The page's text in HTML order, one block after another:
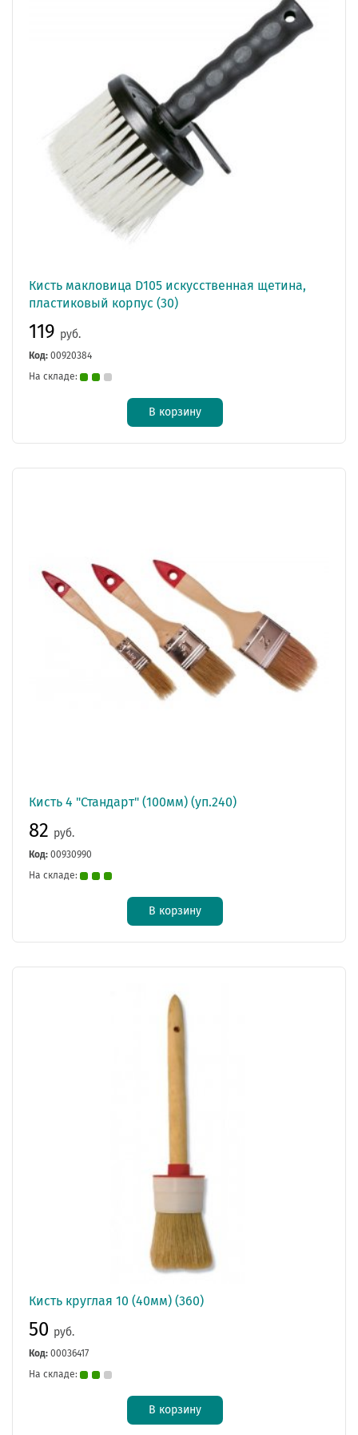
Кисть макловица D105 искусственная щетина,
пластиковый корпус (30)
119 руб.
Код: 00920384
На складе:
В корзину
Кисть 4 "Стандарт" (100мм) (уп.240)
82 руб.
Код: 00930990
На складе:
В корзину
Кисть круглая 10 (40мм) (360)
50 руб.
Код: 00036417
На складе:
В корзину